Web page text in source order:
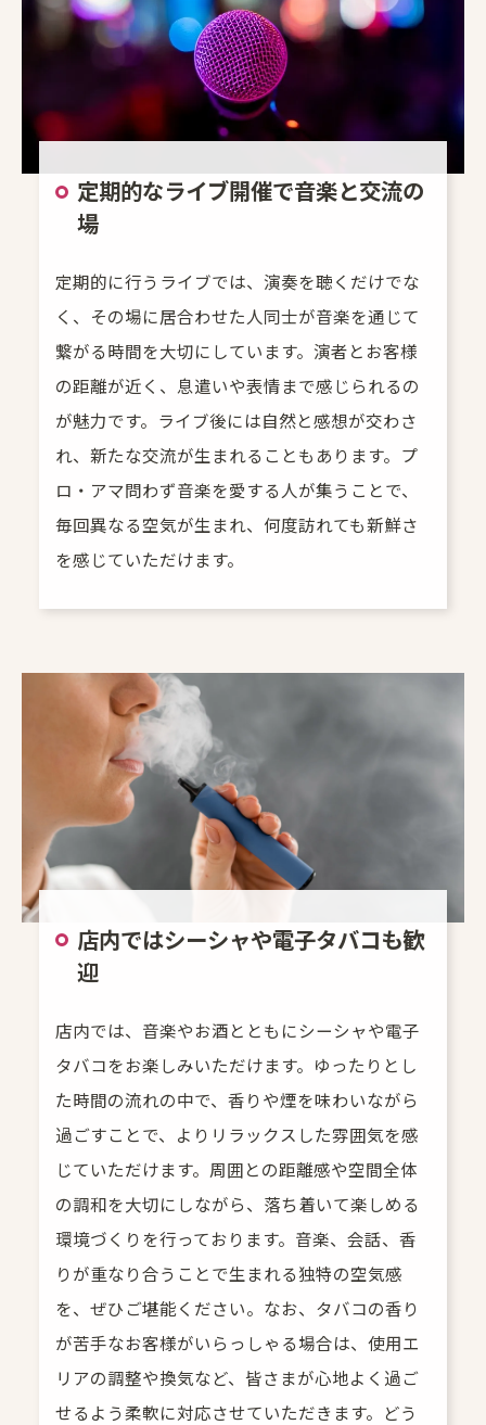
定期的なライブ開催で音楽と交流の
場
定期的に行うライブでは、演奏を聴くだけでな
く、その場に居合わせた人同士が音楽を通じて
繋がる時間を大切にしています。演者とお客様
の距離が近く、息遣いや表情まで感じられるの
が魅力です。ライブ後には自然と感想が交わさ
れ、新たな交流が生まれることもあります。プ
ロ・アマ問わず音楽を愛する人が集うことで、
毎回異なる空気が生まれ、何度訪れても新鮮さ
を感じていただけます。
店内ではシーシャや電子タバコも歓
迎
店内では、音楽やお酒とともにシーシャや電子
タバコをお楽しみいただけます。ゆったりとし
た時間の流れの中で、香りや煙を味わいながら
過ごすことで、よりリラックスした雰囲気を感
じていただけます。周囲との距離感や空間全体
の調和を大切にしながら、落ち着いて楽しめる
環境づくりを行っております。音楽、会話、香
りが重なり合うことで生まれる独特の空気感
を、ぜひご堪能ください。なお、タバコの香り
が苦手なお客様がいらっしゃる場合は、使用エ
リアの調整や換気など、皆さまが心地よく過ご
せるよう柔軟に対応させていただきます。どう
お問い合わせはこちら